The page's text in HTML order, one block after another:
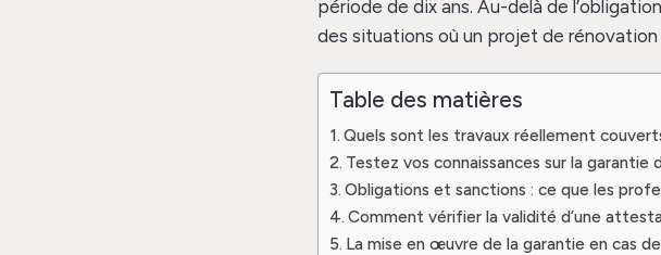
période de dix ans. Au-delà de
des situations où un projet de
Table des matières
Quels sont les travaux réellement
Testez vos connaissances sur la garantie
Obligations et sanctions : ce que les
Comment vérifier la validité d’une
La mise en œuvre de la garantie en cas